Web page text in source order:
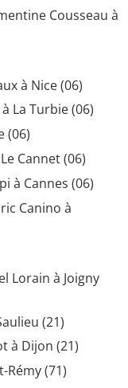
Cousseau à
à Nice (06)
La Turbie (06)
(06)
Cannet (06)
à Cannes (06)
Canino à
Lorain à Joigny
(21)
à Dijon (21)
Rémy (71)